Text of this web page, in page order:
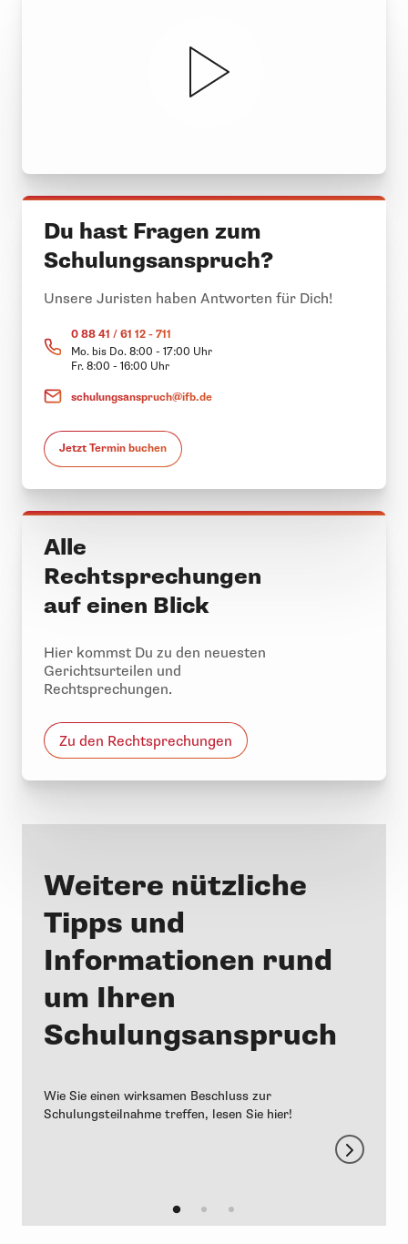
Du hast Fragen zum
Schulungsanspruch?
Unsere Juristen haben Antworten für Dich!
0 88 41 / 61 12 - 711
Mo. bis Do. 8:00 - 17:00 Uhr
Fr. 8:00 - 16:00 Uhr
schulungsanspruch@ifb.de
Jetzt Termin buchen
Alle
Rechtsprechungen
auf einen Blick
Hier kommst Du zu den neuesten
Gerichtsurteilen und
Rechtsprechungen.
Zu den Rechtsprechungen
Weitere nützliche
Tipps und
Informationen rund
um Ihren
Schulungsanspruch
Wie Sie einen wirksamen Beschluss zur
Schulungsteilnahme treffen, lesen Sie hier!